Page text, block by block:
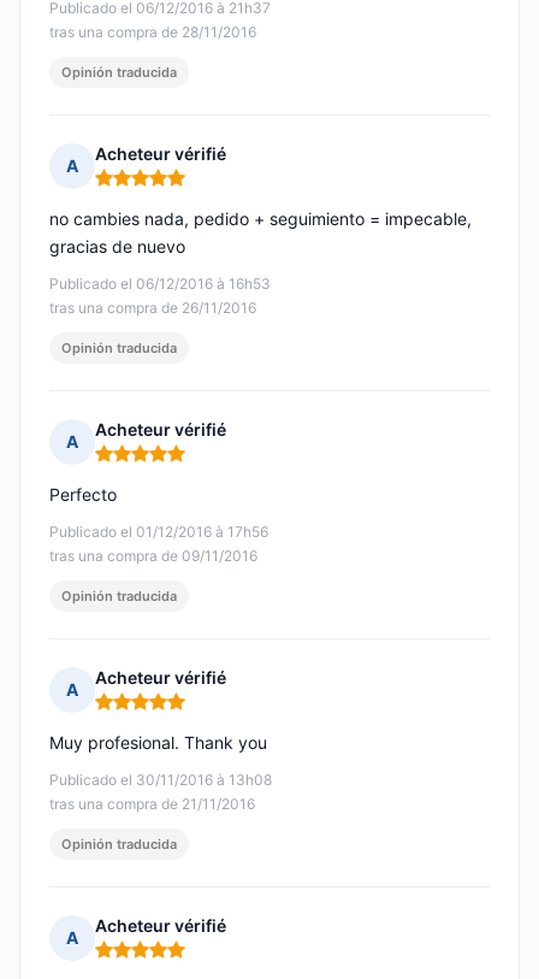
Publicado el 06/12/2016 à 21h37
tras una compra de 28/11/2016
Opinión traducida
A
Acheteur vérifié
Nota: 5 de 5
Publicado el 06/12/2016 à 16h53
tras una compra de 26/11/2016
no cambies nada, pedido + seguimiento = impecable,
gracias de nuevo
Opinión traducida
A
Acheteur vérifié
Nota: 5 de 5
Publicado el 01/12/2016 à 17h56
tras una compra de 09/11/2016
Perfecto
Opinión traducida
A
Acheteur vérifié
Nota: 5 de 5
Publicado el 30/11/2016 à 13h08
tras una compra de 21/11/2016
Muy profesional. Thank you
Opinión traducida
A
Acheteur vérifié
Nota: 5 de 5